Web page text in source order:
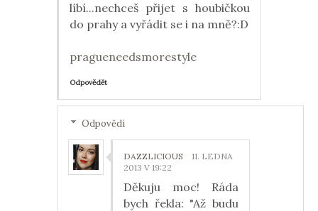
líbí...nechceš přijet s houbičkou
do prahy a vyřádit se i na mně?:D
pragueneedsmorestyle
Odpovědět
Odpovědi
DAZZLICIOUS
11. LEDNA
2013 V 19:22
Děkuju moc! Ráda
bych řekla: "Až budu